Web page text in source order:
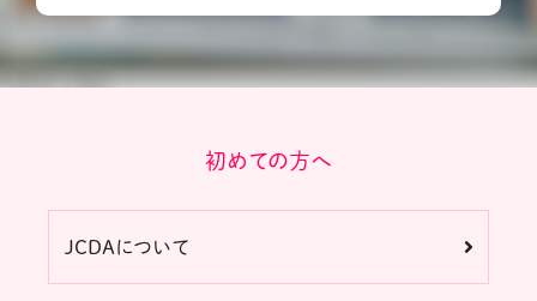
初めての方へ
JCDAについて